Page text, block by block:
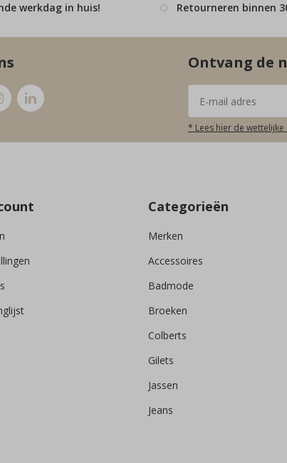
werkdag in huis! Retourneren binnen
Ontvang de
* Lees hier de
Categorieën
Merken
Accessoires
Badmode
Broeken
Colberts
Gilets
Jassen
Jeans